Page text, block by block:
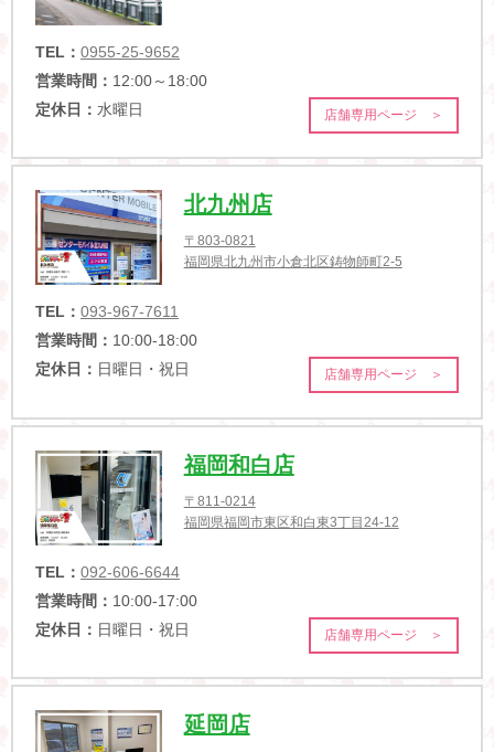
TEL： 0955-25-9652
営業時間： 12:00～18:00
定休日： 水曜日 店舗専用ページ ＞
北九州店
〒803-0821
福岡県北九州市小倉北区鋳物師町2-5
TEL： 093-967-7611
営業時間： 10:00-18:00
定休日： 日曜日・祝日 店舗専用ページ ＞
福岡和白店
〒811-0214
福岡県福岡市東区和白東3丁目24-12
TEL： 092-606-6644
営業時間： 10:00-17:00
定休日： 日曜日・祝日 店舗専用ページ ＞
延岡店